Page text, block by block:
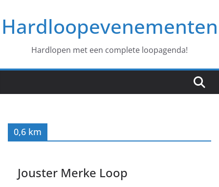
naar
deHardloopevenementen
Hardlopen met een complete loopagenda!
0,6 km
Jouster Merke Loop